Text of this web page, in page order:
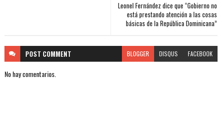
Leonel Fernández dice que “Gobierno no
está prestando atención a las cosas
básicas de la República Dominicana”
POST COMMENT BLOGGER DISQUS FACEBOOK
No hay comentarios.